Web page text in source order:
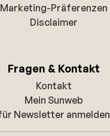
Marketing-Präferenzen
Disclaimer
Fragen & Kontakt
Kontakt
Mein Sunweb
Newsletter anmelden